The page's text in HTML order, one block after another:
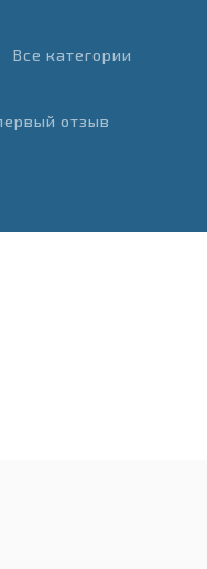
Все категории
отзыв